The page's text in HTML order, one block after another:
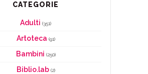
CATEGORIE
Adulti (351)
Artoteca (91)
Bambini (250)
Biblio.lab(2)